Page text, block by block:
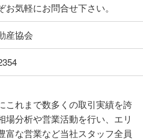
お気軽にお問合せ下さい。
産協会
これまで数多くの取引実績を誇
場分析や営業活動を行い、エリ
富な営業など当社スタッフ全員